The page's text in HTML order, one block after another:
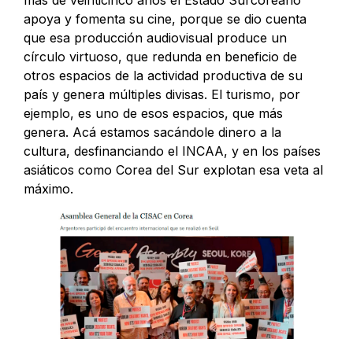
apoya y fomenta su cine, porque se dio cuenta
que esa producción audiovisual produce un
círculo virtuoso, que redunda en beneficio de
otros espacios de la actividad productiva de su
país y genera múltiples divisas. El turismo, por
ejemplo, es uno de esos espacios, que más
genera. Acá estamos sacándole dinero a la
cultura, desfinanciando el INCAA, y en los países
asiáticos como Corea del Sur explotan esa veta al
máximo.